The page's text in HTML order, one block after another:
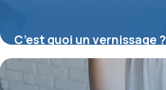
C’est quoi un vernissage ?
16 juillet 2026